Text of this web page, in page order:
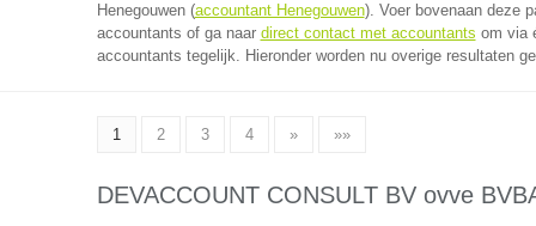
Henegouwen (accountant Henegouwen). Voer bovenaan deze
accountants of ga naar direct contact met accountants om via
accountants tegelijk. Hieronder worden nu overige resultaten
1 2 3 4 » »»
DEVACCOUNT CONSULT BV ovve